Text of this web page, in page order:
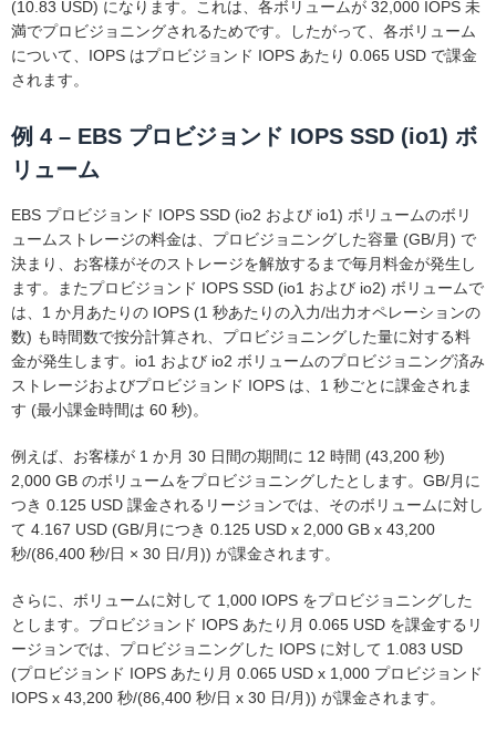
(10.83 USD) になります。これは、各ボリュームが 32,000 IOPS 未
満でプロビジョニングされるためです。したがって、各ボリューム
について、IOPS はプロビジョンド IOPS あたり 0.065 USD で課金
されます。
例 4 – EBS プロビジョンド IOPS SSD (io1) ボ
リューム
EBS プロビジョンド IOPS SSD (io2 および io1) ボリュームのボリ
ュームストレージの料金は、プロビジョニングした容量 (GB/月) で
決まり、お客様がそのストレージを解放するまで毎月料金が発生し
ます。またプロビジョンド IOPS SSD (io1 および io2) ボリュームで
は、1 か月あたりの IOPS (1 秒あたりの入力/出力オペレーションの
数) も時間数で按分計算され、プロビジョニングした量に対する料
金が発生します。io1 および io2 ボリュームのプロビジョニング済み
ストレージおよびプロビジョンド IOPS は、1 秒ごとに課金されま
す (最小課金時間は 60 秒)。
例えば、お客様が 1 か月 30 日間の期間に 12 時間 (43,200 秒)
2,000 GB のボリュームをプロビジョニングしたとします。GB/月に
つき 0.125 USD 課金されるリージョンでは、そのボリュームに対し
て 4.167 USD (GB/月につき 0.125 USD x 2,000 GB x 43,200
秒/(86,400 秒/日 × 30 日/月)) が課金されます。
さらに、ボリュームに対して 1,000 IOPS をプロビジョニングした
とします。プロビジョンド IOPS あたり月 0.065 USD を課金するリ
ージョンでは、プロビジョニングした IOPS に対して 1.083 USD
(プロビジョンド IOPS あたり月 0.065 USD x 1,000 プロビジョンド
IOPS x 43,200 秒/(86,400 秒/日 x 30 日/月)) が課金されます。